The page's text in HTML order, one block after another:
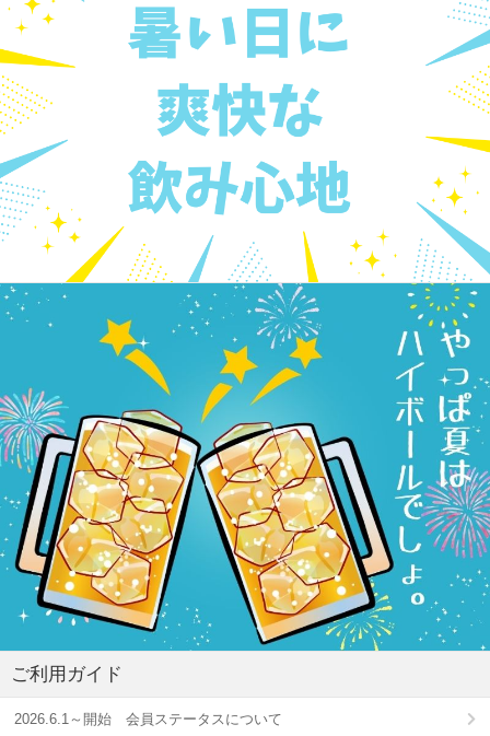
ご利用ガイド
2026.6.1～開始 会員ステータスについて